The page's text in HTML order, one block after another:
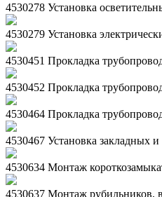
4530278 Установка
4530279 Установка
4530451 Прокладка
4530452 Прокладка
4530464 Прокладка
4530467 Установка закладных
4530634 Монтаж
4530637 Монтаж рубильников,